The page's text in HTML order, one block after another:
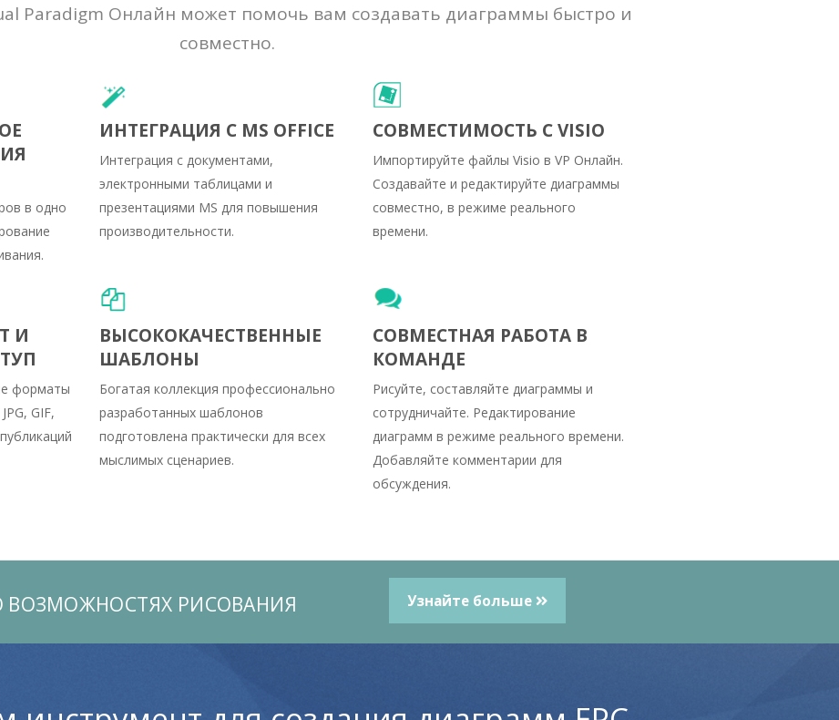
Paradigm Онлайн может помочь вам создавать диаграммы быстро и
совместно.
в одно
ИНТЕГРАЦИЯ С MS OFFICE
Интеграция с документами,
электронными таблицами и
презентациями MS для повышения
производительности.
СОВМЕСТИМОСТЬ С VISIO
Импортируйте файлы Visio в VP Онлайн.
Создавайте и редактируйте диаграммы
совместно, в режиме реального
времени.
И
форматы
GIF,
ВЫСОКОКАЧЕСТВЕННЫЕ
ШАБЛОНЫ
Богатая коллекция профессионально
разработанных шаблонов
подготовлена практически для всех
мыслимых сценариев.
СОВМЕСТНАЯ РАБОТА В
КОМАНДЕ
Рисуйте, составляйте диаграммы и
сотрудничайте. Редактирование
диаграмм в режиме реального времени.
Добавляйте комментарии для
обсуждения.
ВОЗМОЖНОСТЯХ РИСОВАНИЯ Узнайте больше